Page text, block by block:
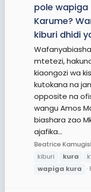
pole wapiga
Karume?
kiburi dhidi
mtetezi,
kiaongozi wa
kutokana na
opposite na
wangu Amos
biashara zao
ajafika...
Beatrice
kiburi
kura
wapiga kura